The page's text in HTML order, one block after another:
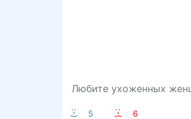
Любите ухоженных
:-) 5 :-(
6